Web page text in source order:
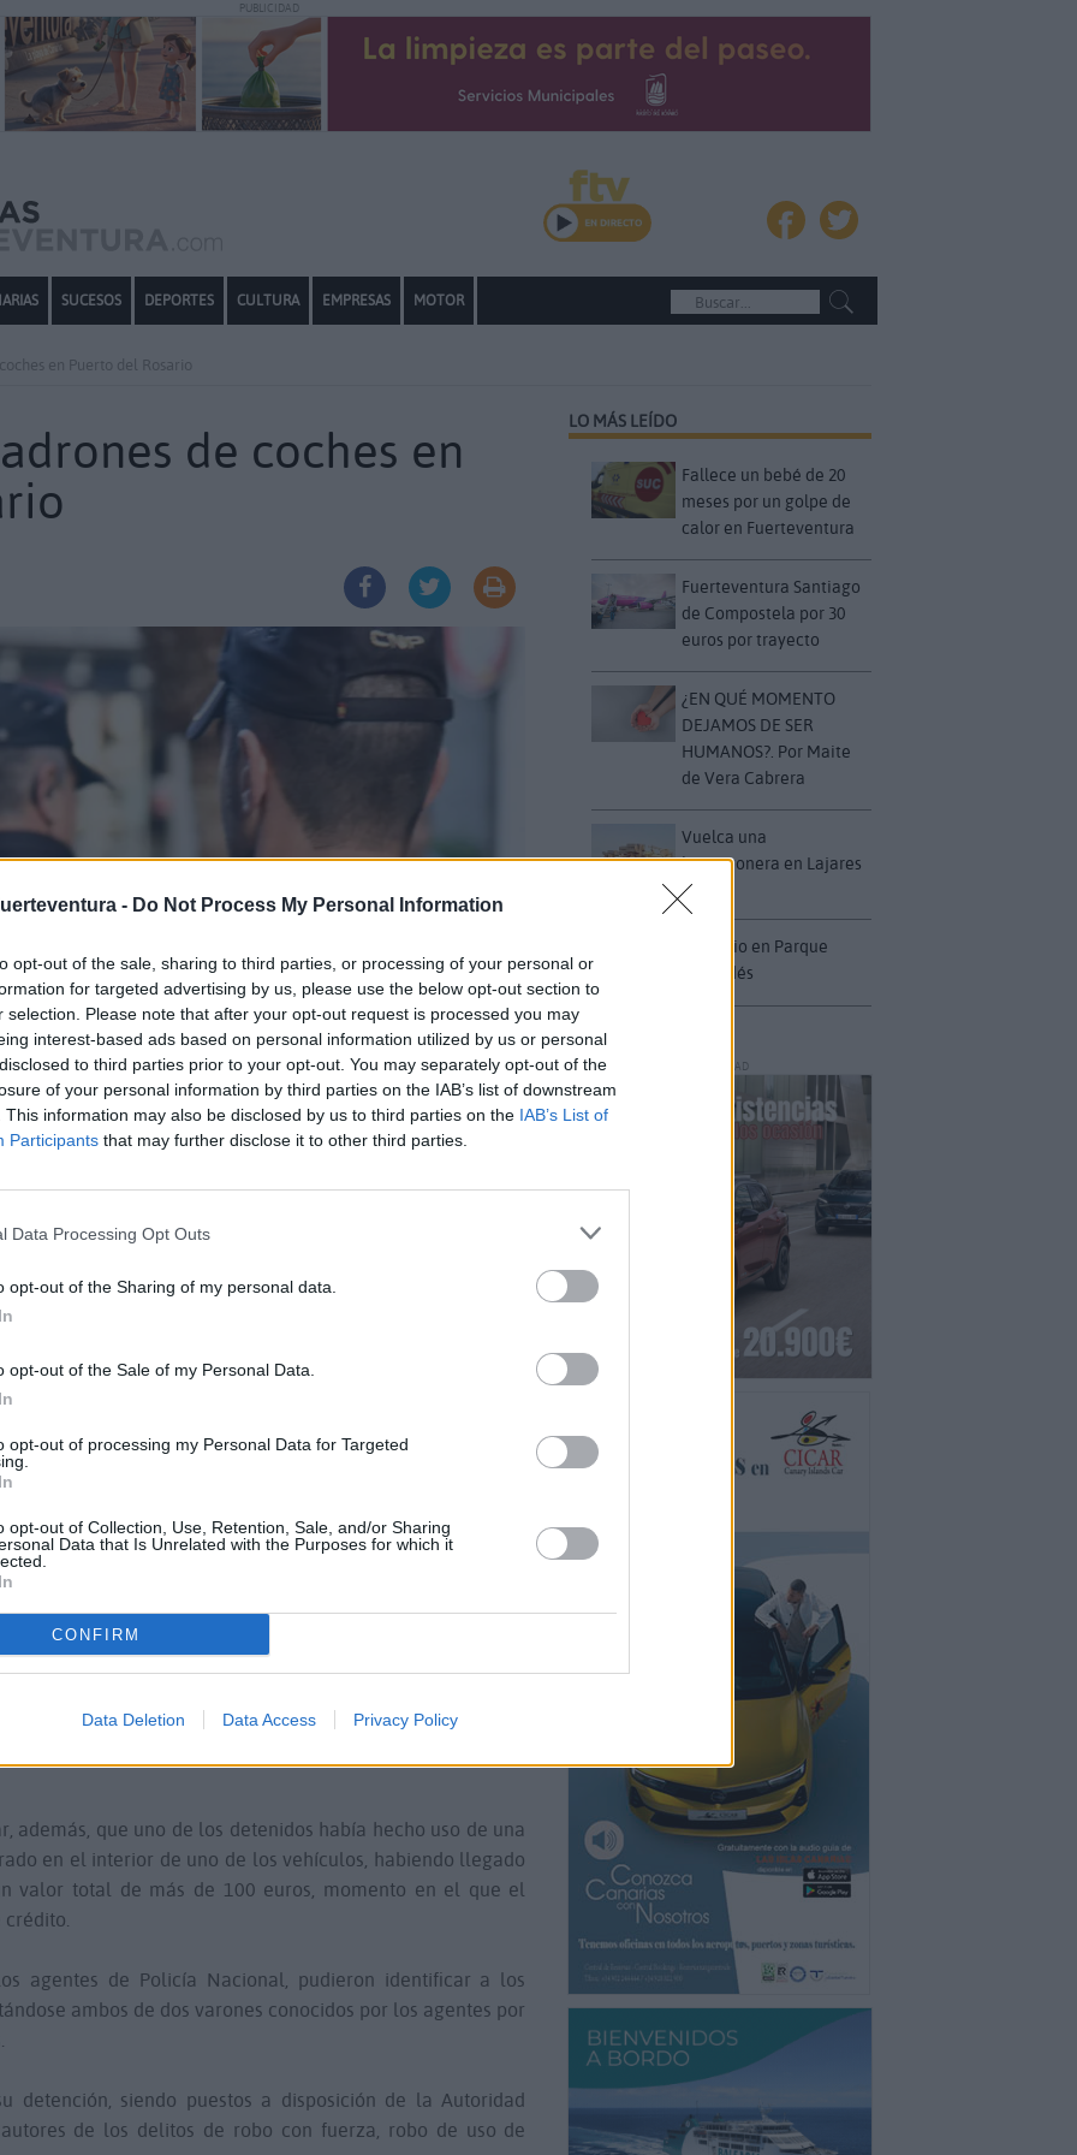
- Do Not Process My Personal Information
opt-out of the sale, sharing to third parties, or processing of your personal or
for targeted advertising by us, please use the below opt-out section to
selection. Please note that after your opt-out request is processed you may
interest-based ads based on personal information utilized by us or personal
to third parties prior to your opt-out. You may separately opt-out of the
of your personal information by third parties on the IAB’s list of downstream
This information may also be disclosed by us to third parties on the IAB’s List of
Participants that may further disclose it to other third parties.
Data Processing Opt Outs
opt-out of the Sharing of my personal data.
opt-out of the Sale of my Personal Data.
opt-out of processing my Personal Data for Targeted
opt-out of Collection, Use, Retention, Sale, and/or Sharing
Data that Is Unrelated with the Purposes for which it
CONFIRM
Data Deletion Data Access Privacy Policy
PUBLICIDAD
SUCESOS DEPORTES CULTURA EMPRESAS MOTOR
en Puerto del Rosario
de coches en
se llevaban uno hasta la casa donde pernoctaban en Rosa
del Rosario han detenido a dos hombres de 22 y 21 años
varios antecedentes policiales por hechos similares, como
fuerza, robo de uso de vehículo a motor y estafa.
delictiva en el caso de robos en interior de vehículos en
sus labores de prevención e investigación de este tipo de
la detención de dos de los presuntos autores de estos
en la ciudad.
del mes de marzo, cuando se recibían sendas denuncias de
de sus propietarios. Además, en uno de los casos, habían
en la zona de Rosa Villa, cerca de donde vivían los
además, que uno de los detenidos había hecho uso de una
en el interior de uno de los vehículos, habiendo llegado
valor total de más de 100 euros, momento en el que el
agentes de Policía Nacional, pudieron identificar a los
ambos de dos varones conocidos por los agentes por
detención, siendo puestos a disposición de la Autoridad
de los delitos de robo con fuerza, robo de uso de
LO MÁS LEÍDO
Fallece un bebé de 20
meses por un golpe de
calor en Fuerteventura
Fuerteventura Santiago
de Compostela por 30
euros por trayecto
¿EN QUÉ MOMENTO
DEJAMOS DE SER
HUMANOS?. Por Maite
de Vera Cabrera
Vuelca una
hormigonera en Lajares
Incendio en Parque
Holandés
PUBLICIDAD